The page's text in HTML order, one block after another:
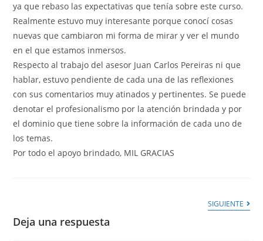
ya que rebaso las expectativas que tenía sobre este curso.
Realmente estuvo muy interesante porque conocí cosas
nuevas que cambiaron mi forma de mirar y ver el mundo
en el que estamos inmersos.
Respecto al trabajo del asesor Juan Carlos Pereiras ni que
hablar, estuvo pendiente de cada una de las reflexiones
con sus comentarios muy atinados y pertinentes. Se puede
denotar el profesionalismo por la atención brindada y por
el dominio que tiene sobre la información de cada uno de
los temas.
Por todo el apoyo brindado, MIL GRACIAS
SIGUIENTE
Deja una respuesta